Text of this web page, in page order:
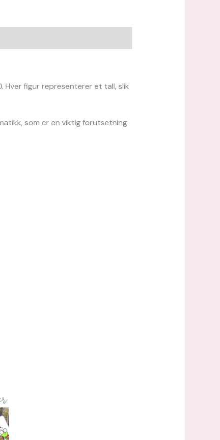
Hver figur representerer et tall, slik
som er en viktig forutsetning